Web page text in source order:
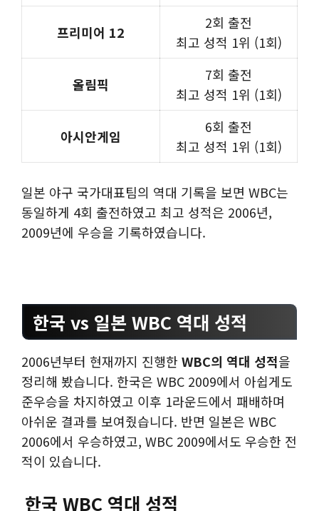
프리미어 12
2회 출전
최고 성적 1위 (1회)
올림픽
7회 출전
최고 성적 1위 (1회)
아시안게임
6회 출전
최고 성적 1위 (1회)
일본 야구 국가대표팀의 역대 기록을 보면 WBC는
동일하게 4회 출전하였고 최고 성적은 2006년,
2009년에 우승을 기록하였습니다.
한국 vs 일본 WBC 역대 성적
2006년부터 현재까지 진행한 WBC의 역대 성적을
정리해 봤습니다. 한국은 WBC 2009에서 아쉽게도
준우승을 차지하였고 이후 1라운드에서 패배하며
아쉬운 결과를 보여줬습니다. 반면 일본은 WBC
2006에서 우승하였고, WBC 2009에서도 우승한 전
적이 있습니다.
한국 WBC 역대 성적